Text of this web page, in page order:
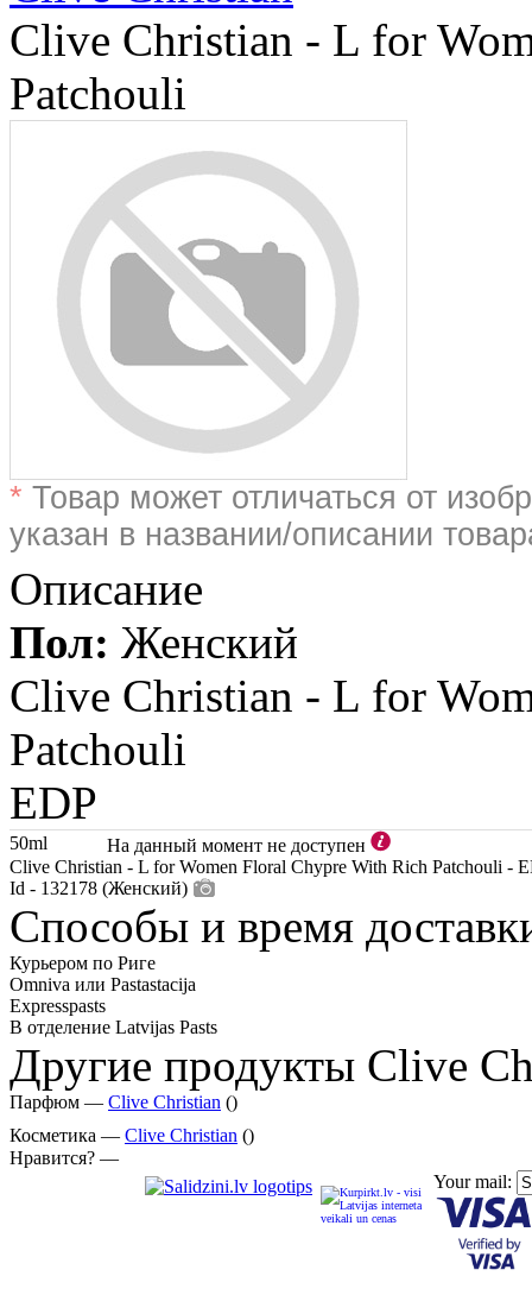
Clive Christian - L for
Patchouli
* Товар может отличаться от
указан в названии/описании
Описание
Пол: Женский
Clive Christian - L for
Patchouli
EDP
50ml
На данный момент не доступен
Clive Christian - L for Women Floral Chypre With Rich Patchouli -
Id - 132178 (Женский)
Способы и время
Курьером по Риге
Omniva или Pastastacija
Expresspasts
В отделение Latvijas Pasts
Другие продукты Clive
Парфюм — Clive Christian ()
Косметика — Clive Christian ()
Нравится? —
Your mail: